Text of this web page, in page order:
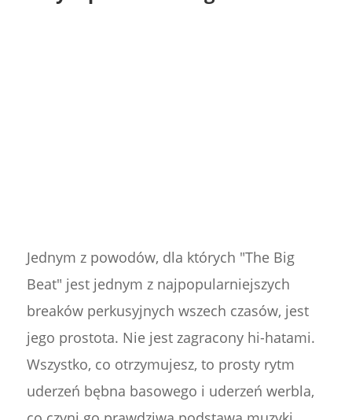
Jednym z powodów, dla których "The Big
Beat" jest jednym z najpopularniejszych
breaków perkusyjnych wszech czasów, jest
jego prostota. Nie jest zagracony hi-hatami.
Wszystko, co otrzymujesz, to prosty rytm
uderzeń bębna basowego i uderzeń werbla,